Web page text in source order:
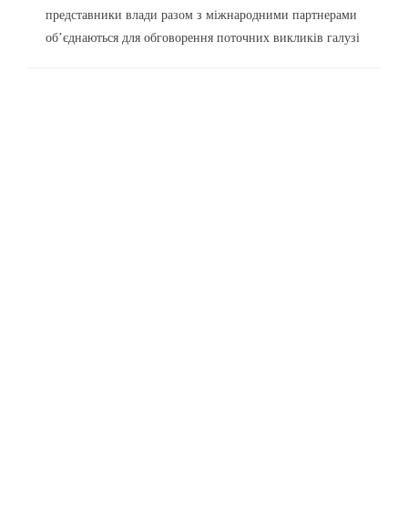
представники влади разом з міжнародними партнерами
об’єднаються для обговорення поточних викликів галузі